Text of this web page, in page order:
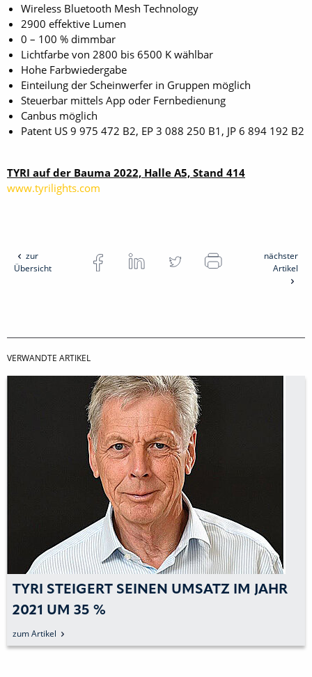
Wireless Bluetooth Mesh Technology
2900 effektive Lumen
0 – 100 % dimmbar
Lichtfarbe von 2800 bis 6500 K wählbar
Hohe Farbwiedergabe
Einteilung der Scheinwerfer in Gruppen möglich
Steuerbar mittels App oder Fernbedienung
Canbus möglich
Patent US 9 975 472 B2, EP 3 088 250 B1, JP 6 894 192 B2
TYRI auf der Bauma 2022, Halle A5, Stand 414
www.tyrilights.com
zur
Übersicht
nächster
Artikel
VERWANDTE ARTIKEL
TYRI STEIGERT SEINEN UMSATZ IM JAHR
2021 UM 35 %
zum Artikel